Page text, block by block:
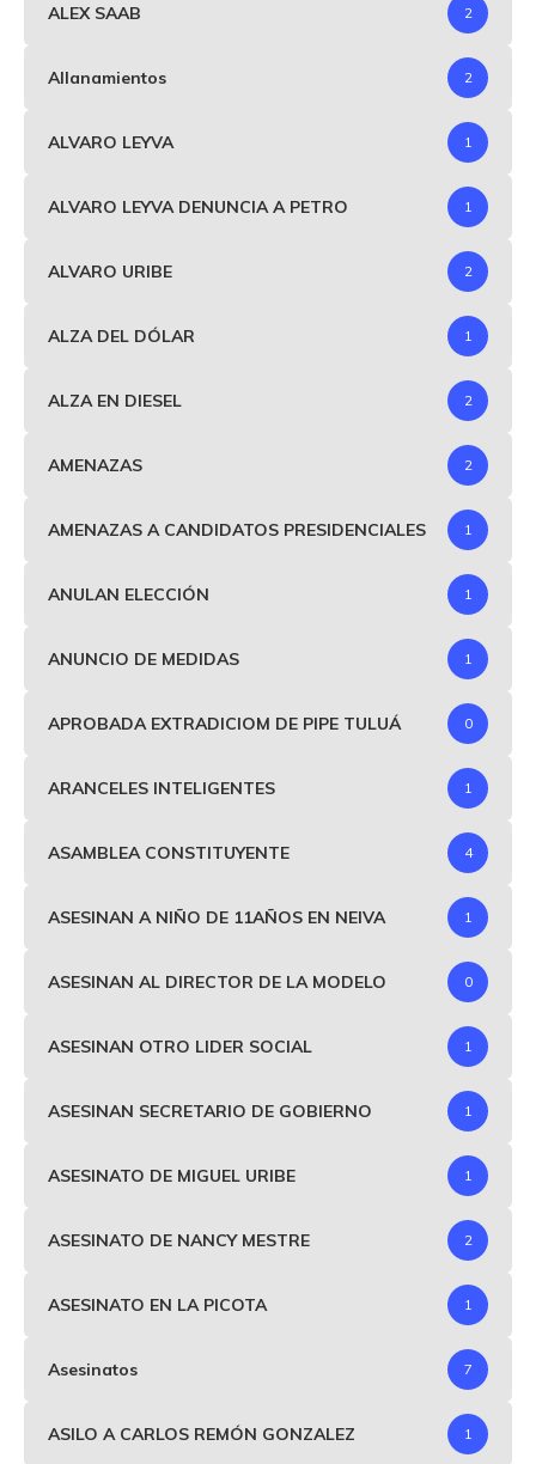
ALEX SAAB 2
Allanamientos 2
ALVARO LEYVA 1
ALVARO LEYVA DENUNCIA A PETRO 1
ALVARO URIBE 2
ALZA DEL DÓLAR 1
ALZA EN DIESEL 2
AMENAZAS 2
AMENAZAS A CANDIDATOS PRESIDENCIALES 1
ANULAN ELECCIÓN 1
ANUNCIO DE MEDIDAS 1
APROBADA EXTRADICIOM DE PIPE TULUÁ 0
ARANCELES INTELIGENTES 1
ASAMBLEA CONSTITUYENTE 4
ASESINAN A NIÑO DE 11AÑOS EN NEIVA 1
ASESINAN AL DIRECTOR DE LA MODELO 0
ASESINAN OTRO LIDER SOCIAL 1
ASESINAN SECRETARIO DE GOBIERNO 1
ASESINATO DE MIGUEL URIBE 1
ASESINATO DE NANCY MESTRE 2
ASESINATO EN LA PICOTA 1
Asesinatos 7
ASILO A CARLOS REMÓN GONZALEZ 1